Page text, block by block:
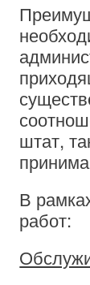
штат,
В
работ: